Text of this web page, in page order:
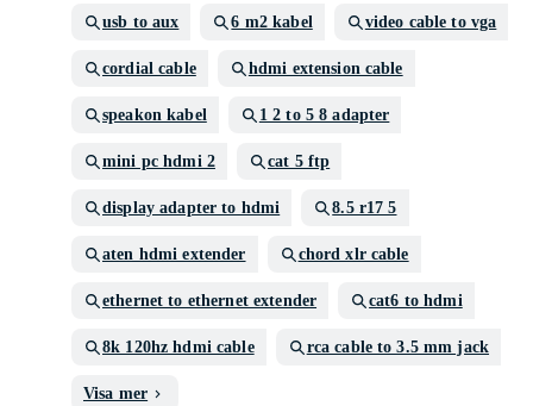
usb to aux 6 m2 kabel video cable to vga
cordial cable hdmi extension cable
speakon kabel 1 2 to 5 8 adapter
mini pc hdmi 2 cat 5 ftp
display adapter to hdmi 8.5 r17 5
aten hdmi extender chord xlr cable
ethernet to ethernet extender cat6 to hdmi
8k 120hz hdmi cable rca cable to 3.5 mm jack
Visa mer